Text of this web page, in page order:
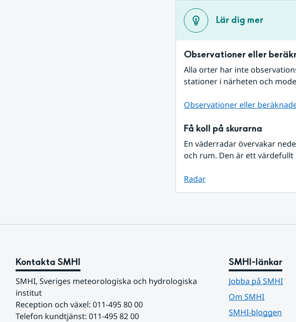
Lär dig mer
Observationer eller
Alla orter har inte
stationer i närheten och
Observationer eller
Få koll på skurarna
En väderradar övervakar
och rum. Den är ett
Radar
Kontakta SMHI
SMHI, Sveriges meteorologiska och hydrologiska
institut
Reception och växel: 011-495 80 00
Telefon kundtjänst: 011-495 82 00
SMHI-länkar
Jobba på SMHI
Om SMHI
SMHI-bloggen